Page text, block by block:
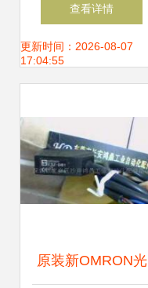
29_电子元器件_世
信息库
查看详情
更新时间：2026-08-07
17:04:55
原装新OMRON光